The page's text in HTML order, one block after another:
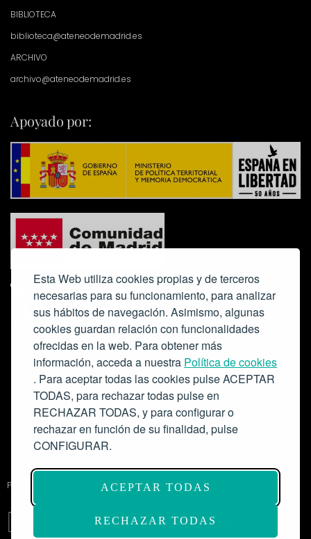
Esta Web utiliza cookies propias y de terceros
necesarias para su funcionamiento, para analizar
sus hábitos de navegación. Asimismo, algunas
cookies guardan relación con funcionalidades
ofrecidas en la web. Para obtener más
información, acceda a nuestra Política de cookies
. Para aceptar todas las cookies pulse ACEPTAR
TODAS, para rechazar todas pulse en
RECHAZAR TODAS, y para configurar o
rechazar en función de su finalidad, pulse
CONFIGURAR.
ACEPTAR TODAS
RECHAZAR TODAS
BIBLIOTECA
biblioteca@ateneodemadrid.es
ARCHIVO
archivo@ateneodemadrid.es
Apoyado por:
Colabora:
Proyecto de modernización de infraestructuras y digitalización del
Salón de Actos del Ateneo de Madrid como espacio escénico-musical.
Subvención: 175.000€